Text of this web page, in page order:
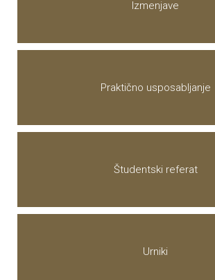
Izmenjave
Praktično usposabljanje
Študentski referat
Urniki